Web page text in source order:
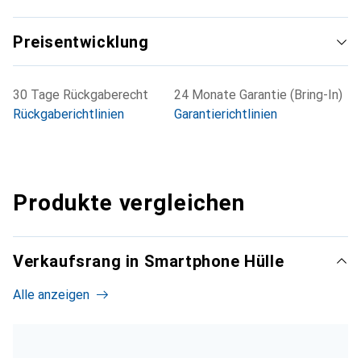
Preisentwicklung
30 Tage Rückgaberecht
Rückgaberichtlinien
24 Monate Garantie (Bring-In)
Garantierichtlinien
Produkte vergleichen
Verkaufsrang in Smartphone Hülle
Alle anzeigen